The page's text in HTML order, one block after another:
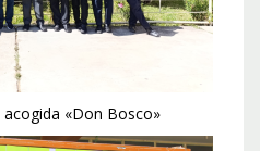
«Don Bosco»